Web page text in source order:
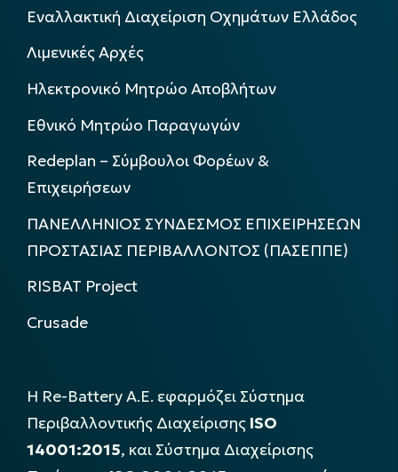
Εναλλακτική Διαχείριση Οχημάτων Ελλάδος
Λιμενικές Αρχές
Ηλεκτρονικό Μητρώο Αποβλήτων
Εθνικό Μητρώο Παραγωγών
Redeplan – Σύμβουλοι Φορέων &
Επιχειρήσεων
ΠΑΝΕΛΛΗΝΙΟΣ ΣΥΝΔΕΣΜΟΣ ΕΠΙΧΕΙΡΗΣΕΩΝ
ΠΡΟΣΤΑΣΙΑΣ ΠΕΡΙΒΑΛΛΟΝΤΟΣ (ΠΑΣΕΠΠΕ)
RISBAT Project
Crusade
Η Re-Battery Α.Ε. εφαρμόζει Σύστημα
Περιβαλλοντικής Διαχείρισης ISO
14001:2015, και Σύστημα Διαχείρισης